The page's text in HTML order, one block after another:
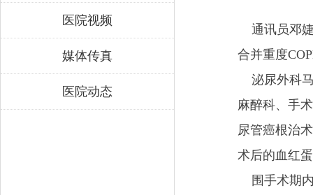
医院视频
媒体传真
医院动态
通讯员邓婕
合并重度
泌尿外科马
麻醉科、手
尿管癌根治
术后的血红
围手术期内